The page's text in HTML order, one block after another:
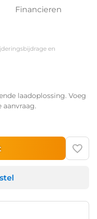
Financieren
en
laadoplossing. Voeg